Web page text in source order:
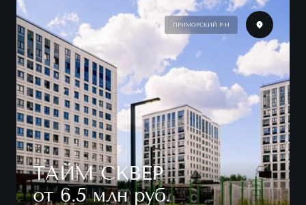
ПРИМОРСКИЙ Р-Н
ТАЙМ СКВЕР
от 6.5 млн руб.